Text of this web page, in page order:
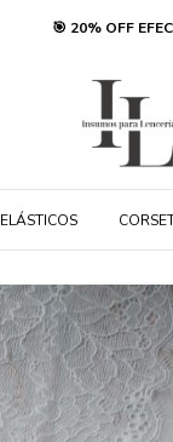
🎯 20% OFF
ELÁSTICOS